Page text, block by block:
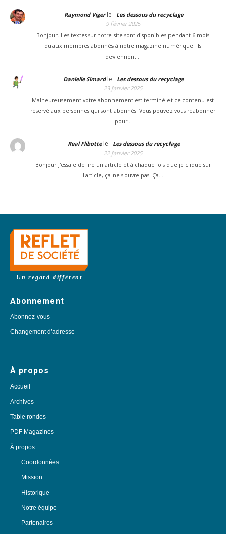
Raymond Vigerle
Les dessous du recyclage
9 février 2025
Bonjour. Les textes sur notre site sont disponibles pendant 6 mois
qu'aux membres abonnés à notre magazine numérique. Ils
deviennent…
Danielle Simardle
Les dessous du recyclage
23 janvier 2025
Malheureusement votre abonnement est terminé et ce contenu est
réservé aux personnes qui sont abonnés. Vous pouvez vous réabonner
pour…
Real Flibottele
Les dessous du recyclage
22 janvier 2025
Bonjour J'essaie de lire un article et à chaque fois que je clique sur
l'article, ça ne s'ouvre pas. Ça…
Un regard différent
Abonnement
Abonnez-vous
Changement d’adresse
À propos
Accueil
Archives
Table rondes
PDF Magazines
À propos
Coordonnées
Mission
Historique
Notre équipe
Partenaires